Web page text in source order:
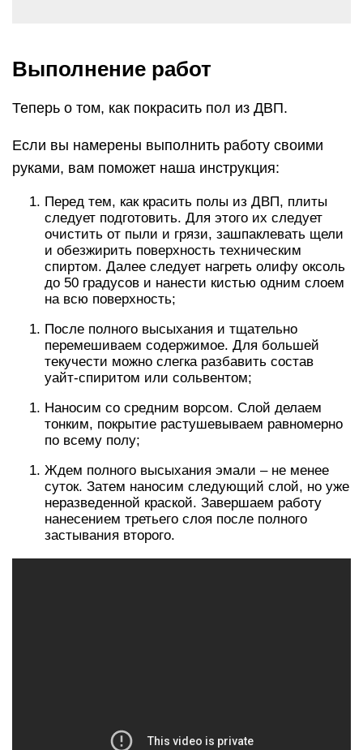
Выполнение работ
Теперь о том, как покрасить пол из ДВП.
Если вы намерены выполнить работу своими
руками, вам поможет наша инструкция:
Перед тем, как красить полы из ДВП, плиты
следует подготовить. Для этого их следует
очистить от пыли и грязи, зашпаклевать щели
и обезжирить поверхность техническим
спиртом. Далее следует нагреть олифу оксоль
до 50 градусов и нанести кистью одним слоем
на всю поверхность;
После полного высыхания и тщательно
перемешиваем содержимое. Для большей
текучести можно слегка разбавить состав
уайт-спиритом или сольвентом;
Наносим со средним ворсом. Слой делаем
тонким, покрытие растушевываем равномерно
по всему полу;
Ждем полного высыхания эмали – не менее
суток. Затем наносим следующий слой, но уже
неразведенной краской. Завершаем работу
нанесением третьего слоя после полного
застывания второго.